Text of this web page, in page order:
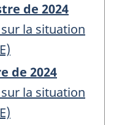
de 2024
la situation
de 2024
la situation